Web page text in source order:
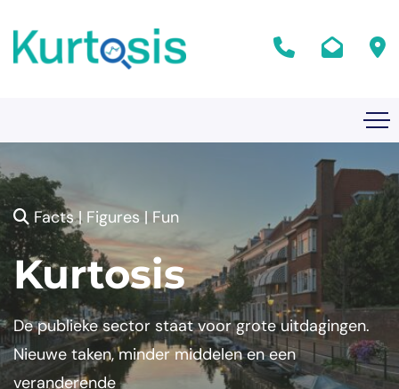
Facts | Figures | Fun
Kurtosis
De publieke sector staat voor grote uitdagingen.
Nieuwe taken, minder middelen en een
veranderende